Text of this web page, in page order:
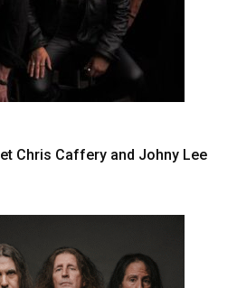
Chris Caffery and Johny Lee